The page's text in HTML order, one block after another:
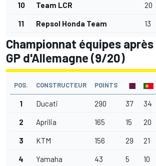
10 Team LCR 20
11 Repsol Honda Team 13
Championnat équipes
GP d'Allemagne (9/20)
POS. CONSTRUCTEUR POINTS
1 Ducati 290 37 34
2 Aprilia 165 15 20
3 KTM 156 29 21
4 Yamaha 43 5 10